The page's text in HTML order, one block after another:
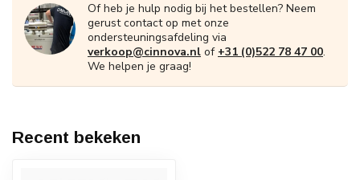
Of heb je hulp nodig bij het bestellen? Neem
gerust contact op met onze
ondersteuningsafdeling via
verkoop@cinnova.nl of +31 (0)522 78 47 00.
We helpen je graag!
Recent bekeken